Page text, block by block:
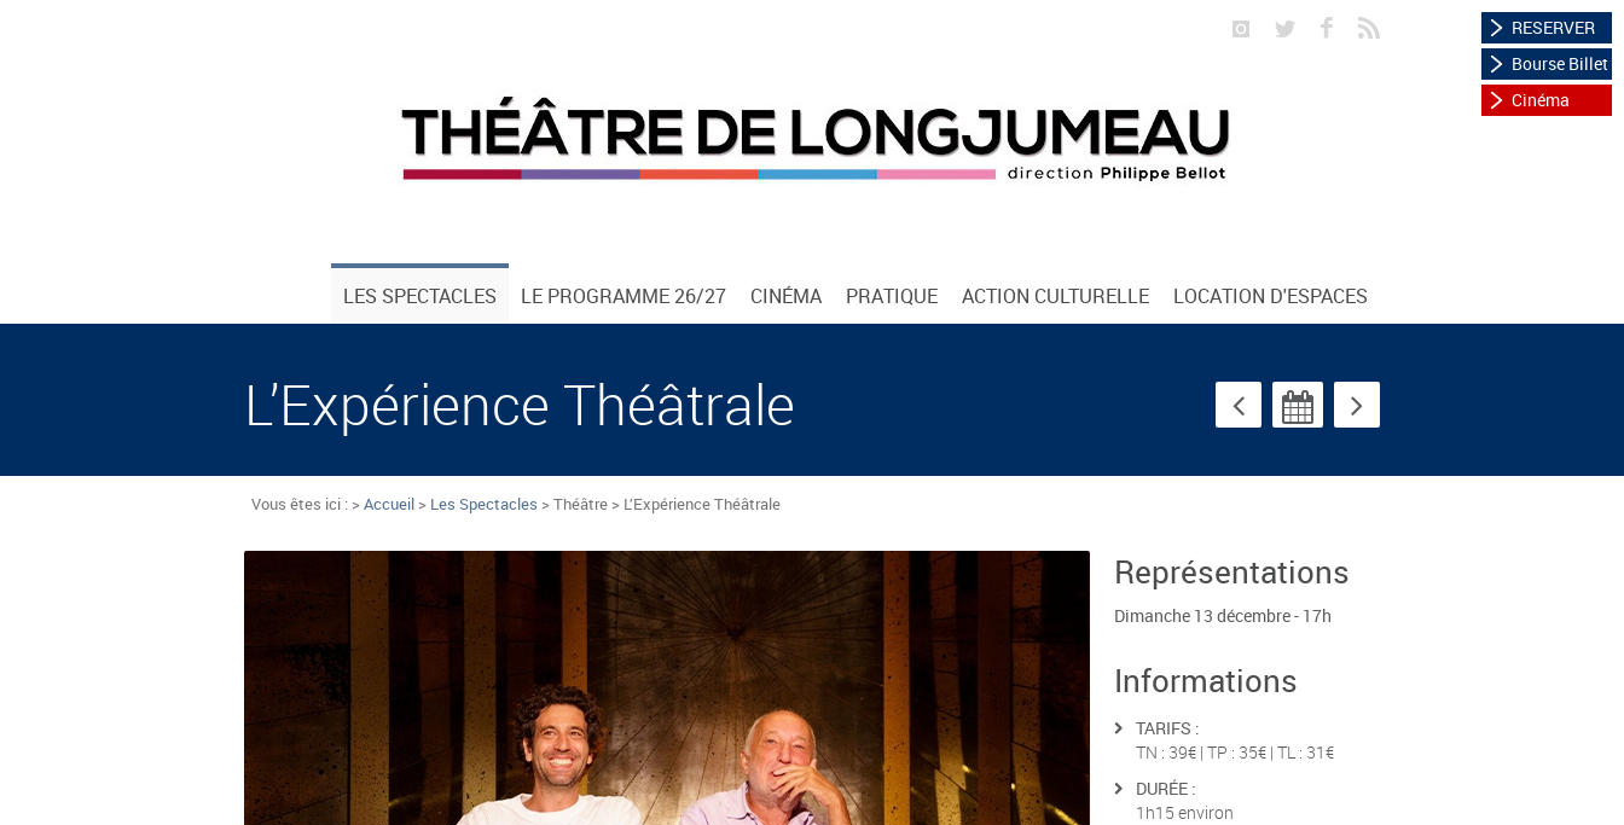
RESERVER
Bourse Billet
Cinéma
LES SPECTACLES LE PROGRAMME 26/27 CINÉMA PRATIQUE ACTION CULTURELLE LOCATION D'ESPACES
L’Expérience Théâtrale
Vous êtes ici : >Accueil > Les Spectacles > Théâtre > L’Expérience Théâtrale
Représentations
Dimanche 13 décembre - 17h
Informations
TARIFS :
TN : 39€ | TP : 35€ | TL : 31€
DURÉE :
1h15 environ